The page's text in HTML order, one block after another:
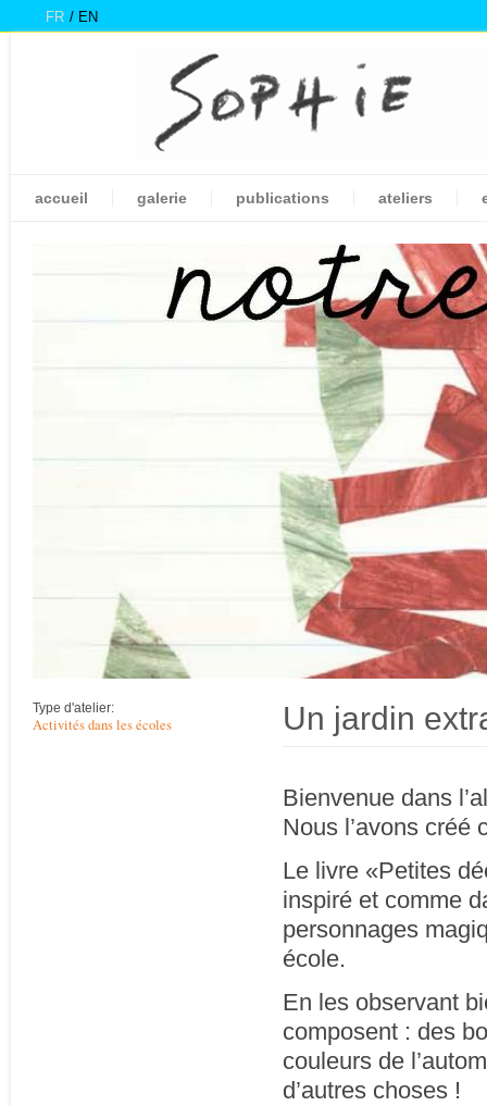
FR EN
accueil galerie publications ateliers
Type d'atelier:
Activités dans les écoles Un jardin
Bienvenue dans
Nous l’avons créé
Le livre «Petites
inspiré et comme
personnages
école.
En les observant
composent : des
couleurs de
d’autres choses !